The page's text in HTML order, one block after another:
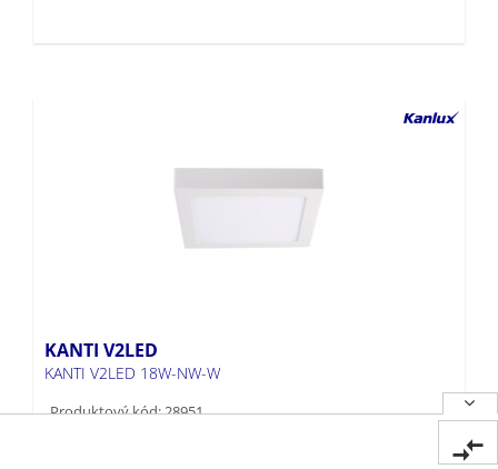
KANTI V2LED
KANTI V2LED 18W-NW-W
Produktový kód: 28951